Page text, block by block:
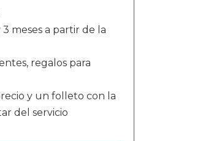
meses a partir de la
regalos para
y un folleto con la
del servicio